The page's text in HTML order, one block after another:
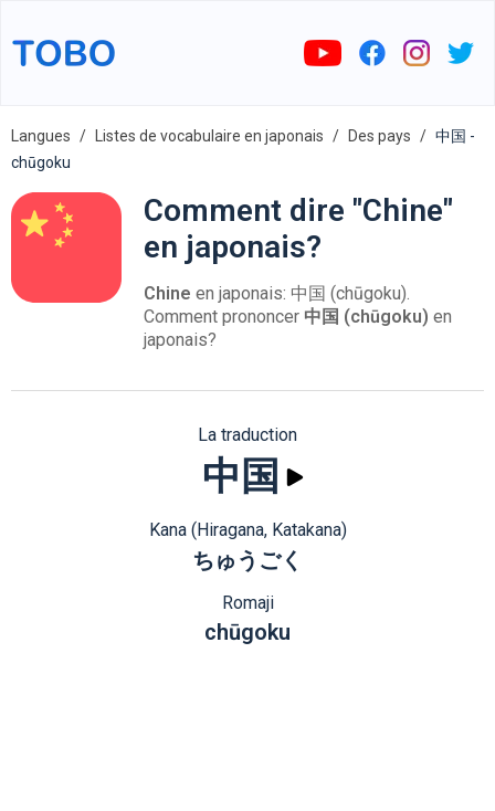
Langues Listes de vocabulaire en japonais Des pays
中国 -
chūgoku
Comment dire "Chine"
en japonais?
Chine en japonais: 中国 (chūgoku).
Comment prononcer 中国 (chūgoku) en
japonais?
La traduction
中国
Kana (Hiragana, Katakana)
ちゅうごく
Romaji
chūgoku